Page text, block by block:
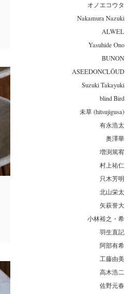
オノエコウタ
Nakamura Nazuki
ALWEL
Yasuhide Ono
BUNON
ASEEDONCLÖUD
Suzuki Takayuki
blind Bird
未草 (hitsujigusa)
有永浩太
奥澤華
増渕篤宥
村上祐仁
只木芳明
北山栄太
矢萩誉大
小林裕之・希
羽生直記
阿部有希
工藤由美
高木浩二
佐野元春